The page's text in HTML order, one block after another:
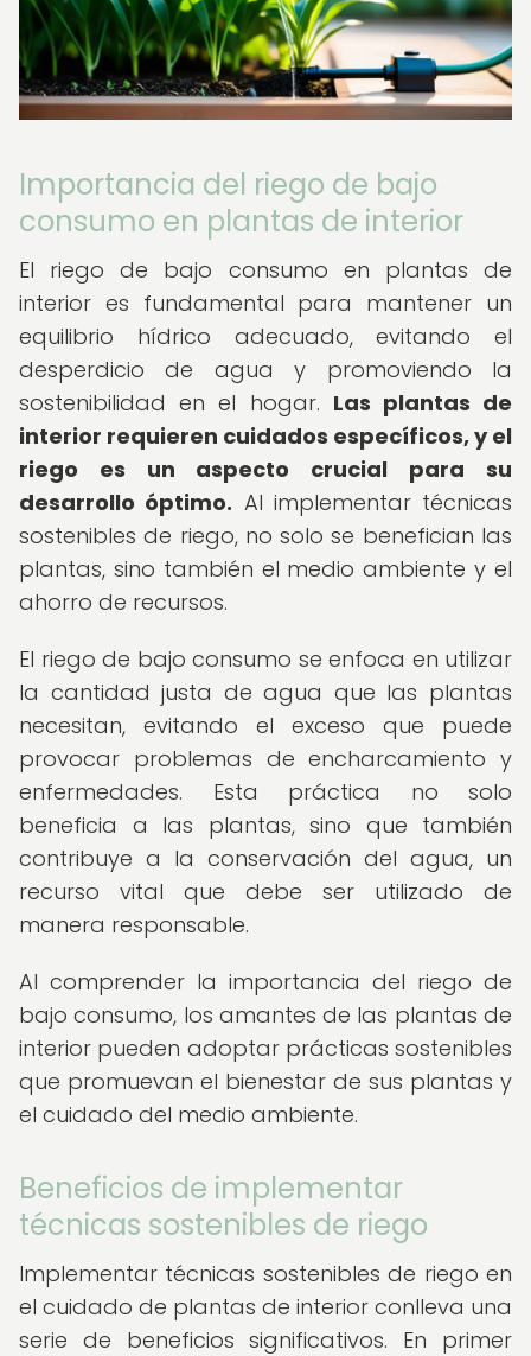
Importancia del riego de bajo
consumo en plantas de interior
El riego de bajo consumo en plantas de
interior es fundamental para mantener un
equilibrio hídrico adecuado, evitando el
desperdicio de agua y promoviendo la
sostenibilidad en el hogar. Las plantas de
interior requieren cuidados específicos, y el
riego es un aspecto crucial para su
desarrollo óptimo. Al implementar técnicas
sostenibles de riego, no solo se benefician las
plantas, sino también el medio ambiente y el
ahorro de recursos.
El riego de bajo consumo se enfoca en utilizar
la cantidad justa de agua que las plantas
necesitan, evitando el exceso que puede
provocar problemas de encharcamiento y
enfermedades. Esta práctica no solo
beneficia a las plantas, sino que también
contribuye a la conservación del agua, un
recurso vital que debe ser utilizado de
manera responsable.
Al comprender la importancia del riego de
bajo consumo, los amantes de las plantas de
interior pueden adoptar prácticas sostenibles
que promuevan el bienestar de sus plantas y
el cuidado del medio ambiente.
Beneficios de implementar
técnicas sostenibles de riego
Implementar técnicas sostenibles de riego en
el cuidado de plantas de interior conlleva una
serie de beneficios significativos. En primer